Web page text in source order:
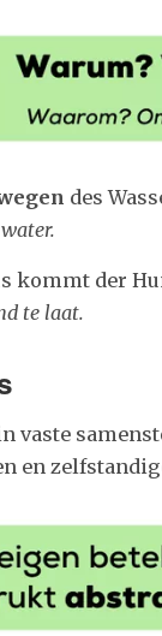
des
kommt der
te laat.
vaste
en